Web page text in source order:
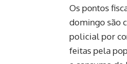
Os pontos
domingo são
policial por
feitas pela